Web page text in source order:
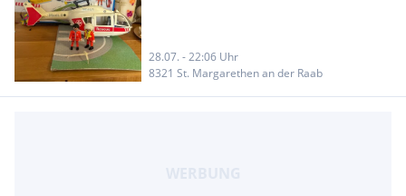
28.07. - 22:06 Uhr
8321 St. Margarethen an der Raab